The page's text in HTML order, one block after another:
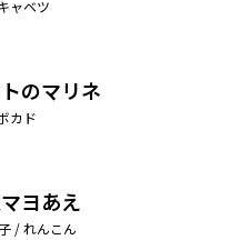
ャベツ
のマリネ
カド
ヨあえ
/ れんこん